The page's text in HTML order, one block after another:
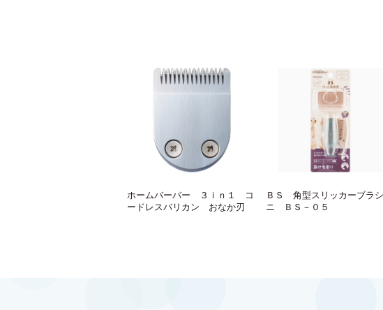
ホームバーバー ３ｉｎ１ コ
ードレスバリカン おなか刃
ＢＳ 角型スリッカーブラシ
ニ ＢＳ－０５